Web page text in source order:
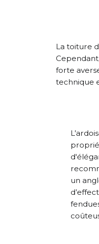
La toiture
forte
technique
un